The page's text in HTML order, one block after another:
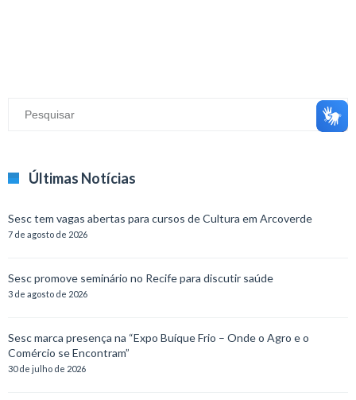
Últimas Notícias
Sesc tem vagas abertas para cursos de Cultura em Arcoverde
7 de agosto de 2026
Sesc promove seminário no Recife para discutir saúde
3 de agosto de 2026
Sesc marca presença na “Expo Buíque Frio – Onde o Agro e o
Comércio se Encontram”
30 de julho de 2026